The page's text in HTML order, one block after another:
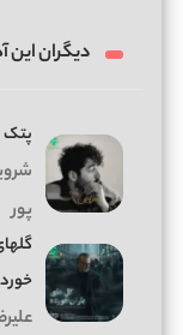
دیگران این
پتک
پور